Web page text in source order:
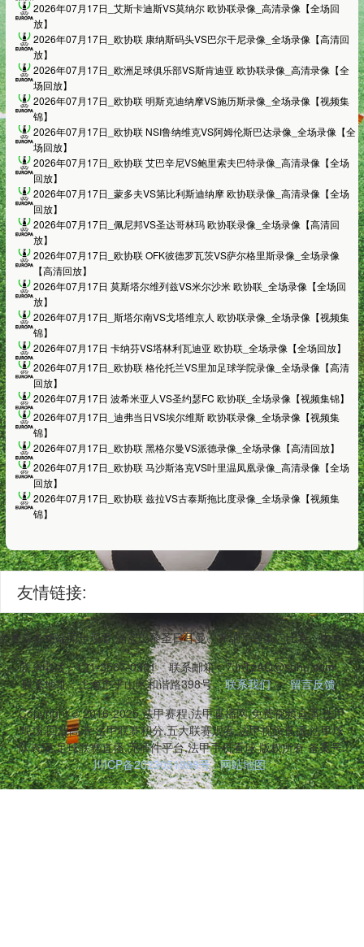
2026年07月17日_艾斯卡迪斯VS莫纳尔 欧协联录像_高清录像【全场回
放】
2026年07月17日_欧协联 康纳斯码头VS巴尔干尼录像_全场录像【高清回
放】
2026年07月17日_欧洲足球俱乐部VS斯肯迪亚 欧协联录像_高清录像【全
场回放】
2026年07月17日_欧协联 明斯克迪纳摩VS施历斯录像_全场录像【视频集
锦】
2026年07月17日_欧协联 NSI鲁纳维克VS阿姆伦斯巴达录像_全场录像【全
场回放】
2026年07月17日_欧协联 艾巴辛尼VS鲍里索夫巴特录像_高清录像【全场
回放】
2026年07月17日_蒙多夫VS第比利斯迪纳摩 欧协联录像_高清录像【全场
回放】
2026年07月17日_佩尼邦VS圣达哥林玛 欧协联录像_全场录像【高清回
放】
2026年07月17日_欧协联 OFK彼德罗瓦茨VS萨尔格里斯录像_全场录像
【高清回放】
2026年07月17日 莫斯塔尔维列兹VS米尔沙米 欧协联_全场录像【全场回
放】
2026年07月17日_斯塔尔南VS戈塔维京人 欧协联录像_全场录像【视频集
锦】
2026年07月17日 卡纳芬VS塔林利瓦迪亚 欧协联_全场录像【全场回放】
2026年07月17日_欧协联 格伦托兰VS里加足球学院录像_全场录像【高清
回放】
2026年07月17日 波希米亚人VS圣约瑟FC 欧协联_全场录像【视频集锦】
2026年07月17日_迪弗当日VS埃尔维斯 欧协联录像_全场录像【视频集
锦】
2026年07月17日_欧协联 黑格尔曼VS派德录像_全场录像【高清回放】
2026年07月17日_欧协联 马沙斯洛克VS叶里温凤凰录像_高清录像【全场
回放】
2026年07月17日_欧协联 兹拉VS古泰斯拖比度录像_全场录像【视频集
锦】
友情链接:
容多终端同步观看,涵盖巴黎圣日耳曼、摩纳哥等豪门比赛。内含
联系电话：131-3567-0381
联系邮箱：7JnTzAQ@sohu.com
联系地址：上海市平山区和谐路398号
联系我们
留言反馈
Copyright © 2016-2025 法甲赛程,法甲直播网,免费视频直播,法甲
现场,回放高清,法甲联赛积分,五大联赛观看,法甲视频直播,法甲球
队表现,足球联赛直播,无插件平台,法甲手机看球 版权所有 备案号:
川ICP备2023051998号 网站地图